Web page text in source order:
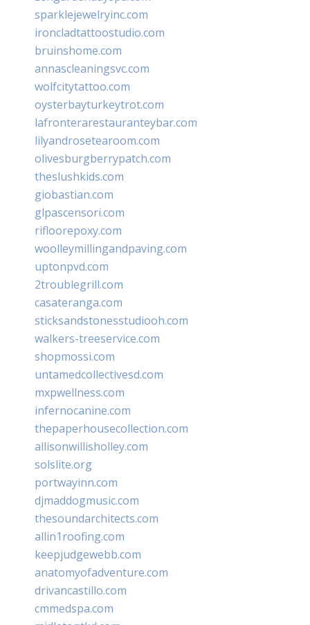
sparklejewelryinc.com
ironcladtattoostudio.com
bruinshome.com
annascleaningsvc.com
wolfcitytattoo.com
oysterbayturkeytrot.com
lafronterarestauranteybar.com
lilyandrosetearoom.com
olivesburgberrypatch.com
theslushkids.com
giobastian.com
glpascensori.com
rifloorepoxy.com
woolleymillingandpaving.com
uptonpvd.com
2troublegrill.com
casateranga.com
sticksandstonesstudiooh.com
walkers-treeservice.com
shopmossi.com
untamedcollectivesd.com
mxpwellness.com
infernocanine.com
thepaperhousecollection.com
allisonwillisholley.com
solslite.org
portwayinn.com
djmaddogmusic.com
thesoundarchitects.com
allin1roofing.com
keepjudgewebb.com
anatomyofadventure.com
drivancastillo.com
cmmedspa.com